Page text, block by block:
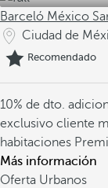
Barceló México
Ciudad de
Recomendado
10% de dto.
exclusivo cliente
habitaciones
Más información
Oferta Urbanos